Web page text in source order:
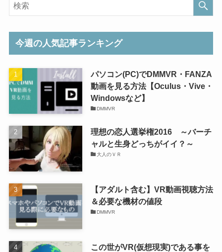
今週の人気記事ランキング
パソコン(PC)でDMMVR・FANZA
動画を見る方法【Oculus・Vive・
Windowsなど】
DMMVR
理想の恋人選挙権2016 ～バーチ
ャルと生身どっちがイイ？～
大人のＶＲ
【アダルト含む】VR動画視聴方法
＆必要な機材の値段
DMMVR
この世がVR(仮想現実)である事を